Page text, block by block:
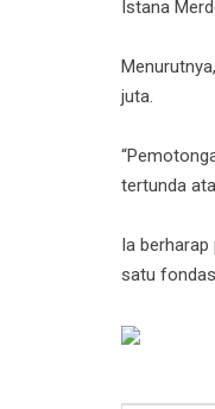
Istana
juta.
tertunda
Ia
satu